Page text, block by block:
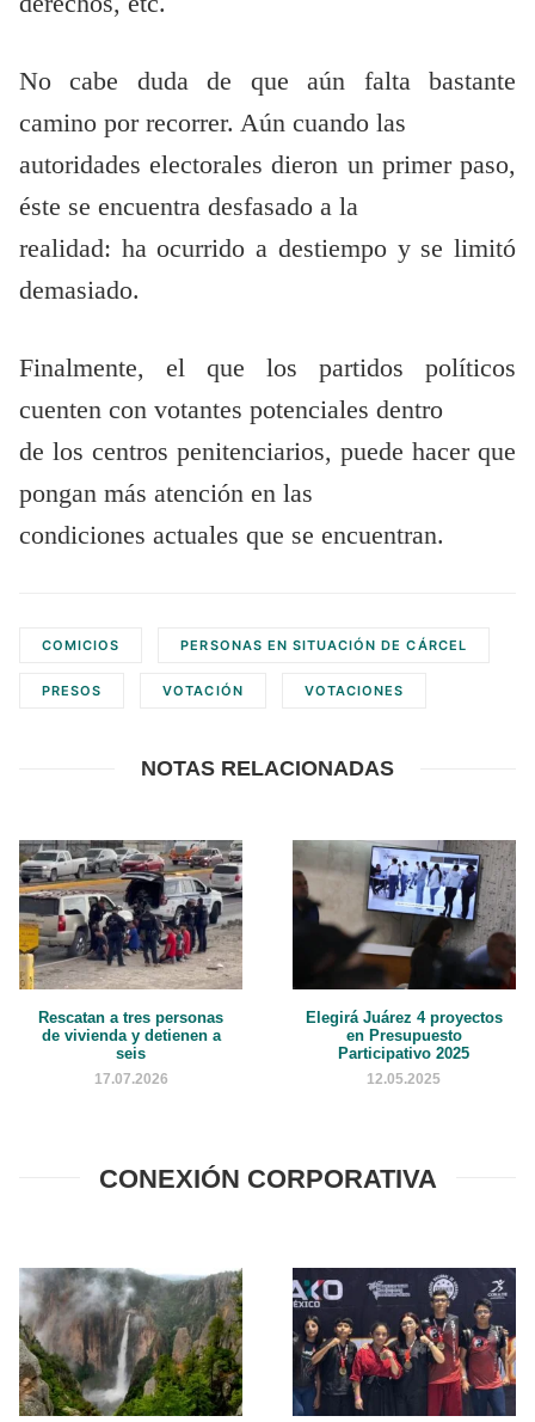
No cabe duda de que aún falta bastante
camino por recorrer. Aún cuando las
autoridades electorales dieron un primer paso,
éste se encuentra desfasado a la
realidad: ha ocurrido a destiempo y se limitó
demasiado.
Finalmente, el que los partidos políticos
cuenten con votantes potenciales dentro
de los centros penitenciarios, puede hacer que
pongan más atención en las
condiciones actuales que se encuentran.
COMICIOS PERSONAS EN SITUACIÓN DE CÁRCEL
PRESOS VOTACIÓN VOTACIONES
NOTAS RELACIONADAS
Rescatan a tres personas
de vivienda y detienen a
seis
17.07.2026
Elegirá Juárez 4 proyectos
en Presupuesto
Participativo 2025
12.05.2025
CONEXIÓN CORPORATIVA